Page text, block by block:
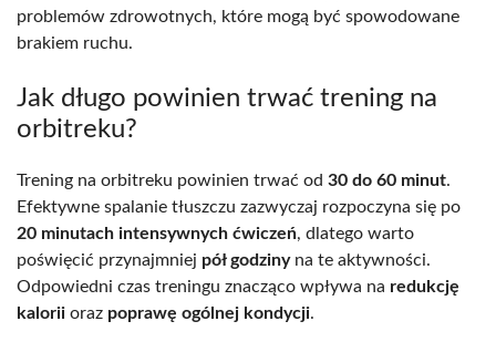
problemów zdrowotnych, które mogą być spowodowane
brakiem ruchu.
Jak długo powinien trwać trening na
orbitreku?
Trening na orbitreku powinien trwać od 30 do 60 minut.
Efektywne spalanie tłuszczu zazwyczaj rozpoczyna się po
20 minutach intensywnych ćwiczeń, dlatego warto
poświęcić przynajmniej pół godzinyna te aktywności.
Odpowiedni czas treningu znacząco wpływa na redukcję
kalorii oraz poprawę ogólnej kondycji.